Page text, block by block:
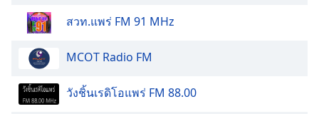
Family
Reset
Done
Close
Modal
สวท.แพร่ FM 91 MHz
MCOT Radio FM
วังชิ้นเรดิโอแพร่ FM 88.00